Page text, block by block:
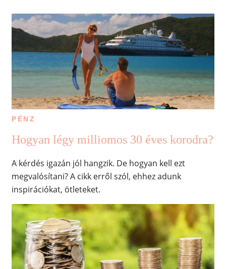
PÉNZ
Hogyan légy milliomos 30 éves korodra?
A kérdés igazán jól hangzik. De hogyan kell ezt
megvalósítani? A cikk erről szól, ehhez adunk
inspirációkat, ötleteket.